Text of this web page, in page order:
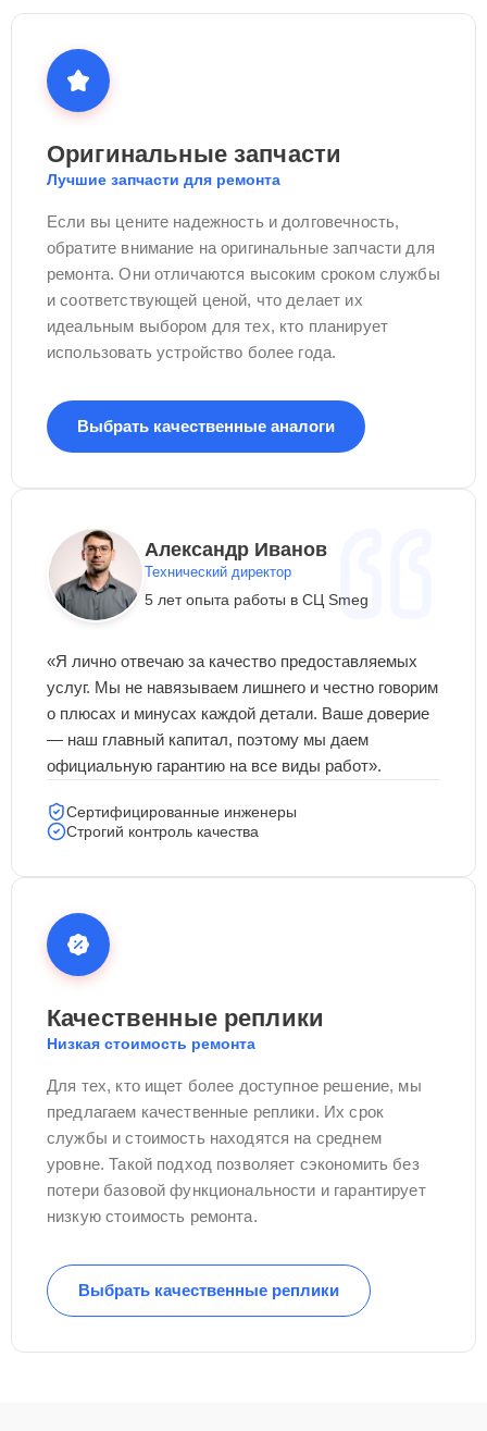
Оригинальные запчасти
Лучшие запчасти для ремонта
Если вы цените надежность и долговечность,
обратите внимание на оригинальные запчасти для
ремонта. Они отличаются высоким сроком службы
и соответствующей ценой, что делает их
идеальным выбором для тех, кто планирует
использовать устройство более года.
Выбрать качественные аналоги
Александр Иванов
Технический директор
5 лет опыта работы в СЦ Smeg
«Я лично отвечаю за качество предоставляемых
услуг. Мы не навязываем лишнего и честно говорим
о плюсах и минусах каждой детали. Ваше доверие
— наш главный капитал, поэтому мы даем
официальную гарантию на все виды работ».
Сертифицированные инженеры
Строгий контроль качества
Качественные реплики
Низкая стоимость ремонта
Для тех, кто ищет более доступное решение, мы
предлагаем качественные реплики. Их срок
службы и стоимость находятся на среднем
уровне. Такой подход позволяет сэкономить без
потери базовой функциональности и гарантирует
низкую стоимость ремонта.
Выбрать качественные реплики